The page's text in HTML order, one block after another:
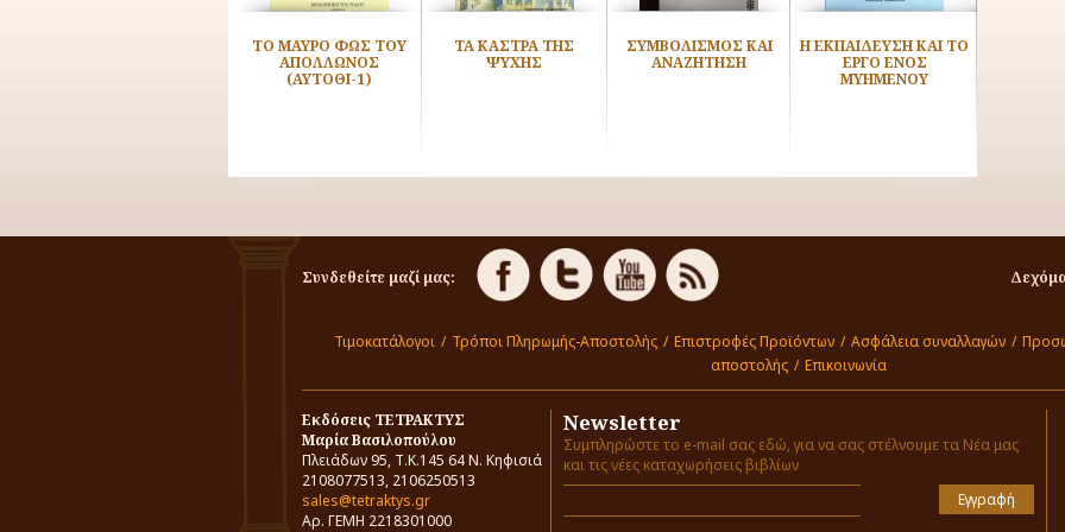
ΤΟ ΜΑΥΡΟ ΦΩΣ ΤΟΥ
ΑΠΟΛΛΩΝΟΣ
(ΑΥΤΟΘΙ-1)
ΤΑ ΚΑΣΤΡΑ ΤΗΣ
ΨΥΧΗΣ
ΣΥΜΒΟΛΙΣΜΟΣ ΚΑΙ
ΑΝΑΖΗΤΗΣΗ
Η ΕΚΠΑΙΔΕΥΣΗ ΚΑΙ ΤΟ
ΕΡΓΟ ΕΝΟΣ
ΜΥΗΜΕΝΟΥ
Συνδεθείτε μαζί μας:
Τιμοκατάλογοι / Τρόποι Πληρωμής-Αποστολής / Επιστροφές Προϊόντων / Ασφάλεια συναλλαγών /
αποστολής / Επικοινωνία
Εκδόσεις ΤΕΤΡΑΚΤΥΣ
Μαρία Βασιλοπούλου
Πλειάδων 95, Τ.Κ.145 64 Ν. Κηφισιά
2108077513, 2106250513
sales@tetraktys.gr
Αρ. ΓΕΜΗ 2218301000
Newsletter
Συμπληρώστε το e-mail σας εδώ, για να σας στέλνουμε τα Νέα μας
και τις νέες καταχωρήσεις βιβλίων